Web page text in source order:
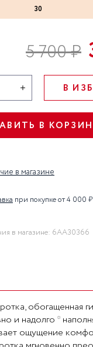
30
5 700 ₽
В
В
в магазине
при покупке от 4 000 ₽
в магазине: 6AA30366
обогащенная
и надолго *
ощущение